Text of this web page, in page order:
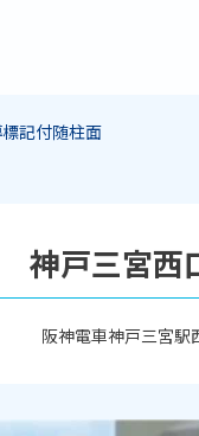
記付随柱面
神戸三宮
阪神電車神戸三宮駅